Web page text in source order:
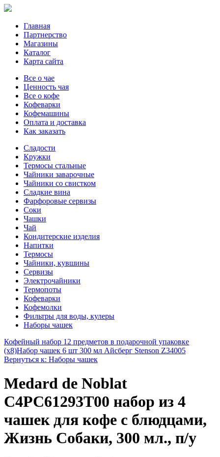
Главная
Партнерство
Магазины
Каталог
Карта сайта
Все о чае
Ценность чая
Все о кофе
Кофеварки
Кофемашины
Оплата и доставка
Как заказать
Сладости
Кружки
Термосы стальные
Чайники заварочные
Чайники со свистком
Сладкие вина
Фарфоровые сервизы
Соки
Чашки
Чай
Кондитерские изделия
Напитки
Термосы
Чайники, кувшины
Сервизы
Электрочайники
Термопоты
Кофеварки
Кофемолки
Фильтры для воды, кулеры
Наборы чашек
Кофейный набор 12 предметов в подарочной упаковке
(х8)Набор чашек 6 шт 300 мл Айсберг Stenson Z34005
Вернуться к: Наборы чашек
Medard de Noblat
C4PC61293T00 набор из 4
чашек для кофе с блюдцами,
Жизнь Собаки, 300 мл., п/у